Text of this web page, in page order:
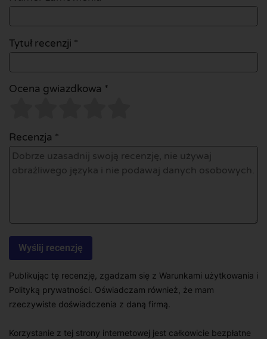
Tytuł recenzji *
Ocena gwiazdkowa *
Recenzja *
Publikując tę recenzję, zgadzam się z Warunkami użytkowania i
Polityką prywatności. Oświadczam również, że mam
rzeczywiste doświadczenia z daną firmą.
Korzystanie z tej strony internetowej jest całkowicie bezpłatne